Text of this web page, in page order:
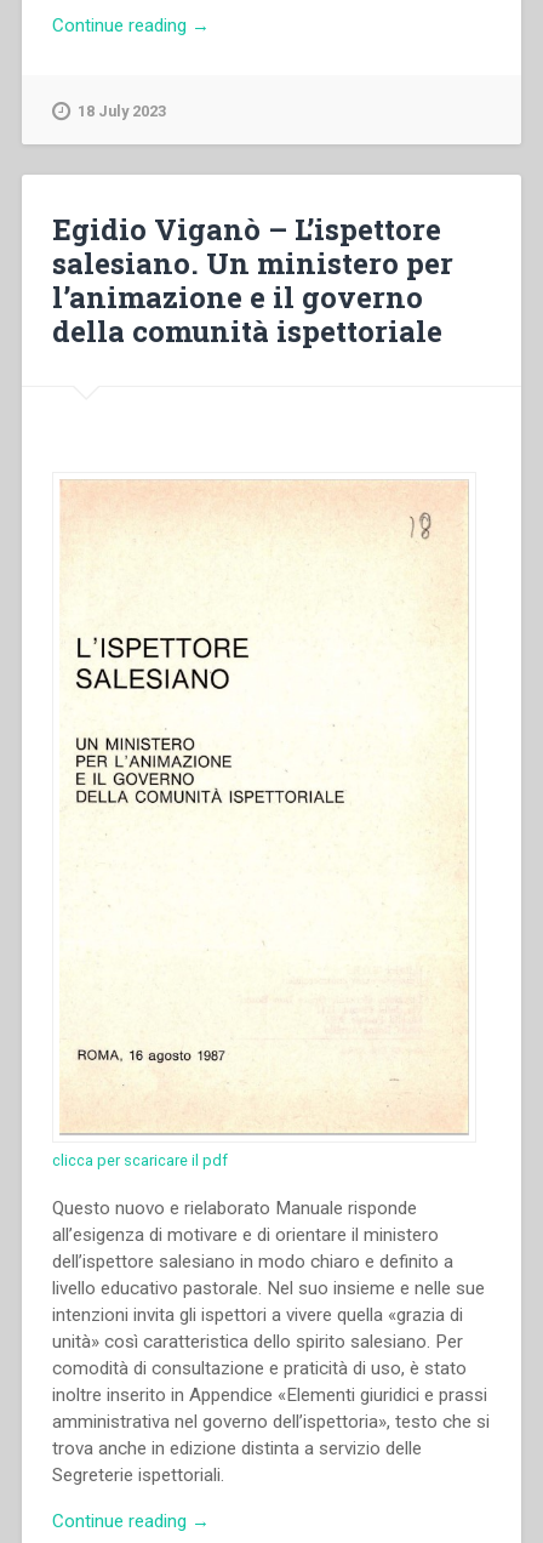
Continue reading “Jesús
Spirito”
→
18 July 2023
Egidio Viganò – L’ispettore
salesiano. Un ministero per
l’animazione e il governo
della comunità ispettoriale
clicca per scaricare il pdf
Questo nuovo e rielaborato Manuale risponde
all’esigenza di motivare e di orientare il ministero
dell’ispettore salesiano in modo chiaro e definito a
livello educativo pastorale. Nel suo insieme e nelle sue
intenzioni invita gli ispettori a vivere quella «grazia di
unità» così caratteristica dello spirito salesiano. Per
comodità di consultazione e praticità di uso, è stato
inoltre inserito in Appendice «Elementi giuridici e prassi
amministrativa nel governo dell’ispettoria», testo che si
trova anche in edizione distinta a servizio delle
Segreterie ispettoriali.
Continue reading “Egidio
→